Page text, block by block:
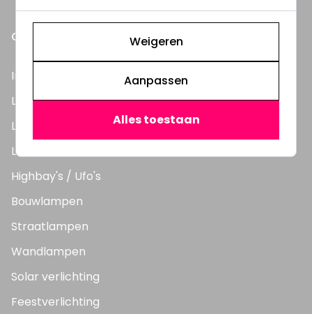
ONZE PRODUCTEN
Inbouwspots
LED Lampen
LED TL Buizen
LED Panelen
Highbay's / Ufo's
Bouwlampen
Straatlampen
Wandlampen
Solar verlichting
Feestverlichting
Weigeren
Aanpassen
Alles toestaan